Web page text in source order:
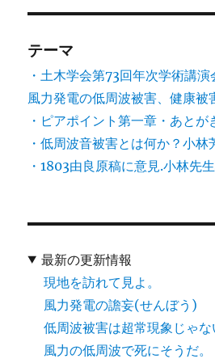
テーマ
・土木学会第73回年次学術講演
風力発電の低周波被害、健康被
・ピアポイント第一章・あとが
・低周波音被害とは何か？小林
・1803由良原稿に意見.小林先
最新の更新情報
現地を訪れて見よ。
風力発電の譫妄(せんぼう)
低周波被害は超常現象じゃな
風力の低周波で死にそうだ。